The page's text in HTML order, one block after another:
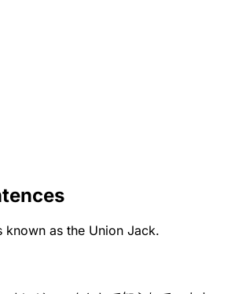
known as the Union Jack.